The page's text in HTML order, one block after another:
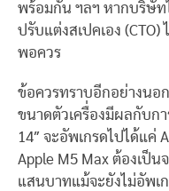
พร้อมกัน ฯลฯ หากบริษัท
ปรับแต่งสเปคเอง
พอควร
ข้อควรทราบอีกอย่างนอก
ขนาดตัวเครื่องมีผลกับก
14″ จะอัพเกรดไปได้แค่
Apple M5 Max ต้องเป็น
แสนบาทแม้จะยังไม่อัพเ